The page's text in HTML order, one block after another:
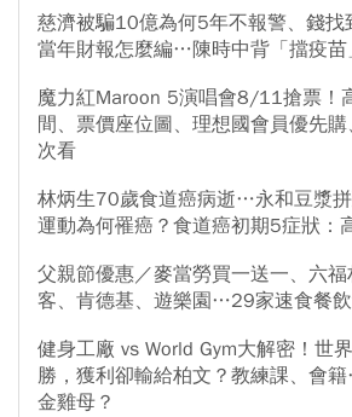
慈濟被騙10億為何5年不報警、錢找
當年財報怎麼編…陳時中背「擋疫
魔力紅Maroon 5演唱會8/11搶票！
間、票價座位圖、理想國會員優先
次看
林炳生70歲食道癌病逝…永和豆漿
運動為何罹癌？食道癌初期5症狀：
父親節優惠／麥當勞買一送一、六
客、肯德基、遊樂園…29家速食餐
健身工廠 vs World Gym大解密！世
勝，獲利卻輸給柏文？教練課、會
金雞母？